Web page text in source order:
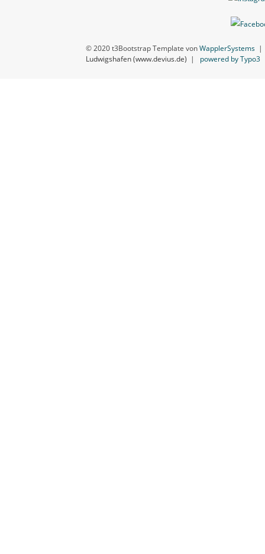
© 2020 t3Bootstrap Template vonWapplerSystems
Ludwigshafen (www.devius.de) | powered by Typo3